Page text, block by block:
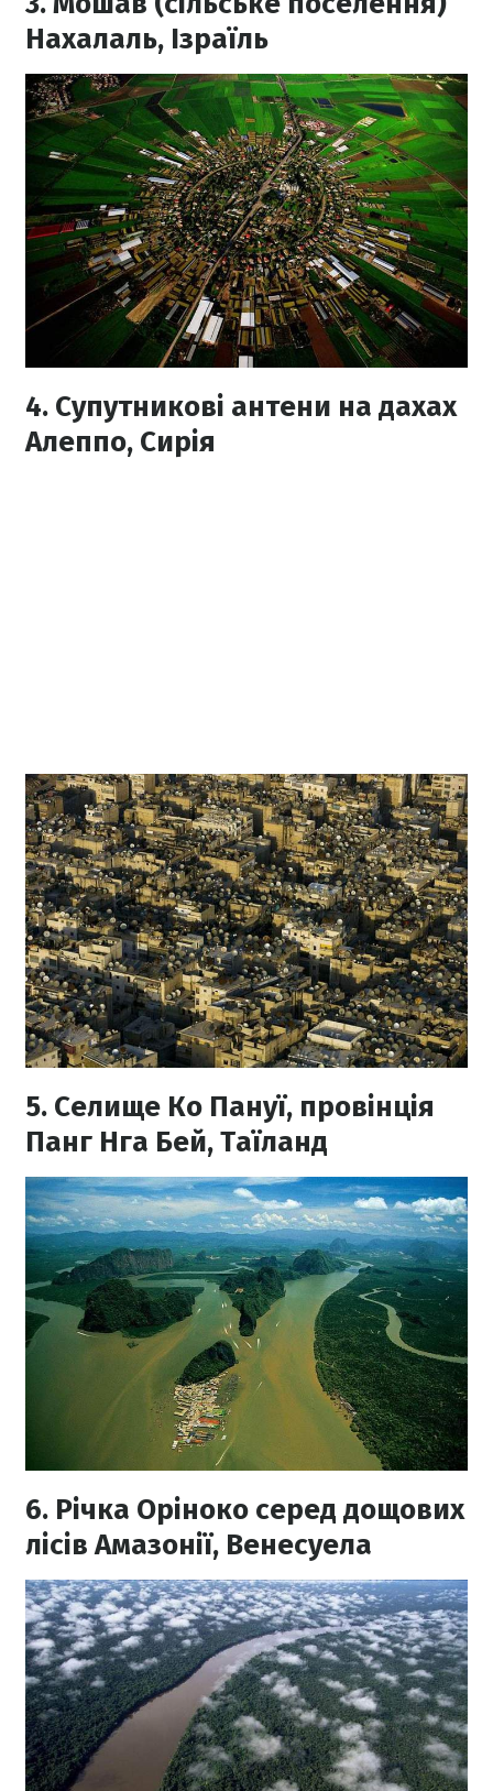
Нахалаль, Ізраїль
4. Супутникові антени на дахах
Алеппо, Сирія
5. Селище Ко Пануї, провінція
Панг Нга Бей, Таїланд
6. Річка Оріноко серед дощових
лісів Амазонії, Венесуела